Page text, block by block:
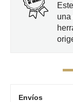
una
Envíos